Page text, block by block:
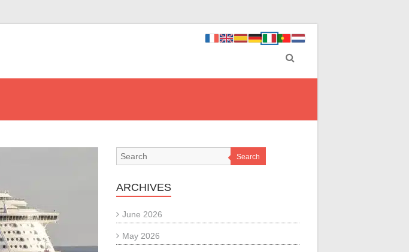
Search
ARCHIVES
June 2026
May 2026